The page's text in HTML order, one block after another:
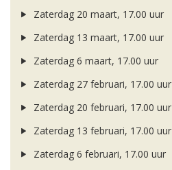
Zaterdag 20 maart, 17.00 uur
Zaterdag 13 maart, 17.00 uur
Zaterdag 6 maart, 17.00 uur
Zaterdag 27 februari, 17.00 uur
Zaterdag 20 februari, 17.00 uur
Zaterdag 13 februari, 17.00 uur
Zaterdag 6 februari, 17.00 uur